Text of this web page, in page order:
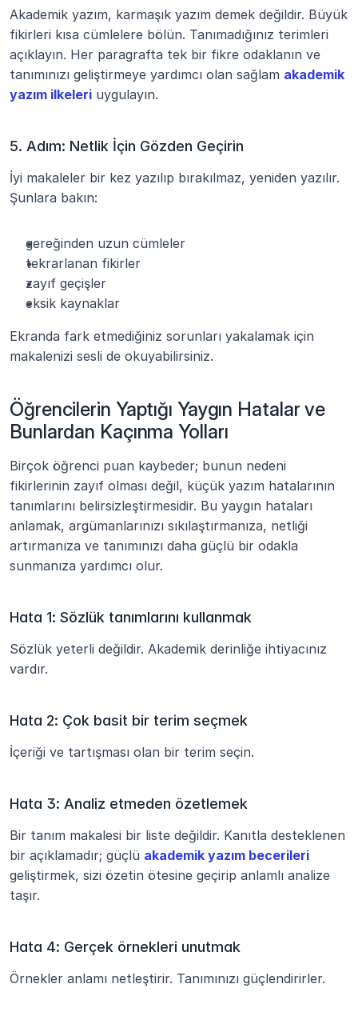
Akademik yazım, karmaşık yazım demek değildir. Büyük
fikirleri kısa cümlelere bölün. Tanımadığınız terimleri
açıklayın. Her paragrafta tek bir fikre odaklanın ve
tanımınızı geliştirmeye yardımcı olan sağlam akademik
yazım ilkeleri uygulayın.
5. Adım: Netlik İçin Gözden Geçirin
İyi makaleler bir kez yazılıp bırakılmaz, yeniden yazılır.
Şunlara bakın:
gereğinden uzun cümleler
tekrarlanan fikirler
zayıf geçişler
eksik kaynaklar
Ekranda fark etmediğiniz sorunları yakalamak için
makalenizi sesli de okuyabilirsiniz.
Öğrencilerin Yaptığı Yaygın Hatalar ve
Bunlardan Kaçınma Yolları
Birçok öğrenci puan kaybeder; bunun nedeni
fikirlerinin zayıf olması değil, küçük yazım hatalarının
tanımlarını belirsizleştirmesidir. Bu yaygın hataları
anlamak, argümanlarınızı sıkılaştırmanıza, netliği
artırmanıza ve tanımınızı daha güçlü bir odakla
sunmanıza yardımcı olur.
Hata 1: Sözlük tanımlarını kullanmak
Sözlük yeterli değildir. Akademik derinliğe ihtiyacınız
vardır.
Hata 2: Çok basit bir terim seçmek
İçeriği ve tartışması olan bir terim seçin.
Hata 3: Analiz etmeden özetlemek
Bir tanım makalesi bir liste değildir. Kanıtla desteklenen
bir açıklamadır; güçlü akademik yazım becerileri
geliştirmek, sizi özetin ötesine geçirip anlamlı analize
taşır.
Hata 4: Gerçek örnekleri unutmak
Örnekler anlamı netleştirir. Tanımınızı güçlendirirler.